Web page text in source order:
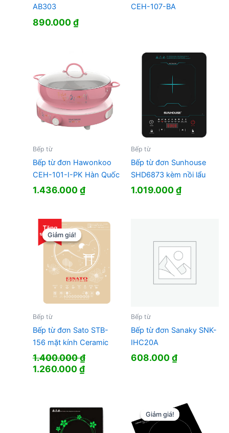
AB303
890.000₫
CEH-107-BA
Bếp từ
Bếp từ đơn Hawonkoo
CEH-101-I-PK Hàn Quốc
1.436.000₫
Bếp từ
Bếp từ đơn Sunhouse
SHD6873 kèm nồi lẩu
1.019.000₫
Giảm giá!
Giảm giá!
Bếp từ
Bếp từ đơn Sato STB-
156 mặt kính Ceramic
1.400.000₫
Giá
1.260.000₫Giá
1.260.000 ₫.
Bếp từ
Bếp từ đơn Sanaky SNK-
IHC20A
608.000₫
Giảm giá!
Giảm giá!